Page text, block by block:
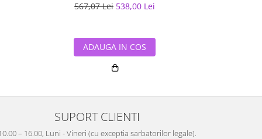
567,07 Lei 538,00 Lei
ADAUGA IN COS
SUPORT CLIENTI
– 16.00, Luni - Vineri (cu exceptia sarbatorilor legale).